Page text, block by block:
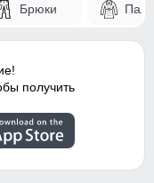
Брюки
получить